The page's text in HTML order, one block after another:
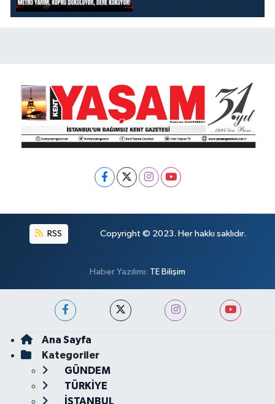
KOKUYOR!
RSS Copyright © 2023. Her hakkı saklıdır.
Haber Yazılımı: TE Bilişim
Ana Sayfa
Kategoriler
GÜNDEM
TÜRKİYE
İSTANBUL